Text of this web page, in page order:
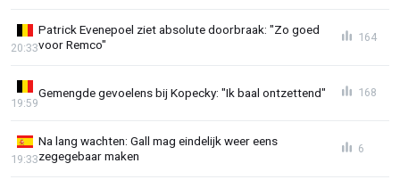
Patrick Evenepoel ziet absolute doorbraak: "Zo goed
voor Remco"
20:33
164
Gemengde gevoelens bij Kopecky: "Ik baal ontzettend"
19:59
168
Na lang wachten: Gall mag eindelijk weer eens
zegegebaar maken
19:33
6